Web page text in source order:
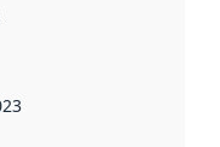
dataene i dette